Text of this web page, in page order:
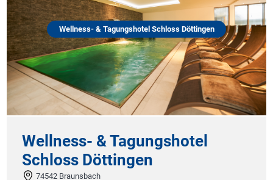
Wellness- & Tagungshotel Schloss Döttingen
Wellness- & Tagungshotel
Schloss Döttingen
74542 Braunsbach